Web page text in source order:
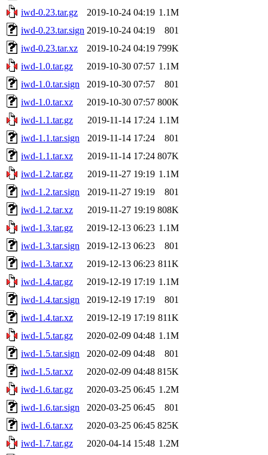
iwd-0.23.tar.gz
2019-10-24 04:19 1.1M
iwd-0.23.tar.sign 2019-10-24 04:19
801
iwd-0.23.tar.xz
2019-10-24 04:19 799K
iwd-1.0.tar.gz
2019-10-30 07:57 1.1M
iwd-1.0.tar.sign
2019-10-30 07:57
801
iwd-1.0.tar.xz
2019-10-30 07:57 800K
iwd-1.1.tar.gz
2019-11-14 17:24 1.1M
iwd-1.1.tar.sign
2019-11-14 17:24
801
iwd-1.1.tar.xz
2019-11-14 17:24 807K
iwd-1.2.tar.gz
2019-11-27 19:19 1.1M
iwd-1.2.tar.sign
2019-11-27 19:19
801
iwd-1.2.tar.xz
2019-11-27 19:19 808K
iwd-1.3.tar.gz
2019-12-13 06:23 1.1M
iwd-1.3.tar.sign
2019-12-13 06:23
801
iwd-1.3.tar.xz
2019-12-13 06:23 811K
iwd-1.4.tar.gz
2019-12-19 17:19 1.1M
iwd-1.4.tar.sign
2019-12-19 17:19
801
iwd-1.4.tar.xz
2019-12-19 17:19 811K
iwd-1.5.tar.gz
2020-02-09 04:48 1.1M
iwd-1.5.tar.sign
2020-02-09 04:48
801
iwd-1.5.tar.xz
2020-02-09 04:48 815K
iwd-1.6.tar.gz
2020-03-25 06:45 1.2M
iwd-1.6.tar.sign
2020-03-25 06:45
801
iwd-1.6.tar.xz
2020-03-25 06:45 825K
iwd-1.7.tar.gz
2020-04-14 15:48 1.2M